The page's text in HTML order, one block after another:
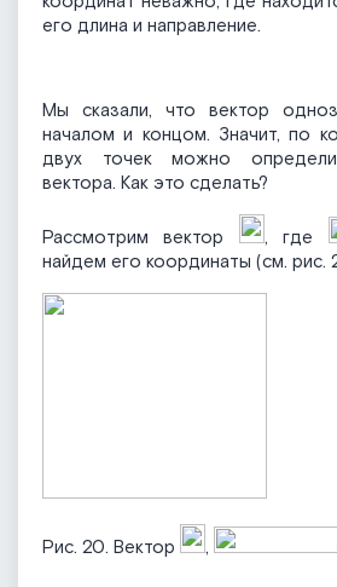
его длина и направление.
Мы сказали, что вектор
началом и концом. Значит, по
двух точек можно
вектора. Как это сделать?
Рассмотрим вектор , где
найдем его координаты (см. рис.
Рис. 20. Вектор ,